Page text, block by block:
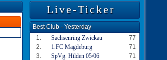
Live-Ticker
Best Club - Yesterday
1.
Sachsenring Zwickau
77
2.
1.FC Magdeburg
71
3.
SpVg. Hilden 05/06
71